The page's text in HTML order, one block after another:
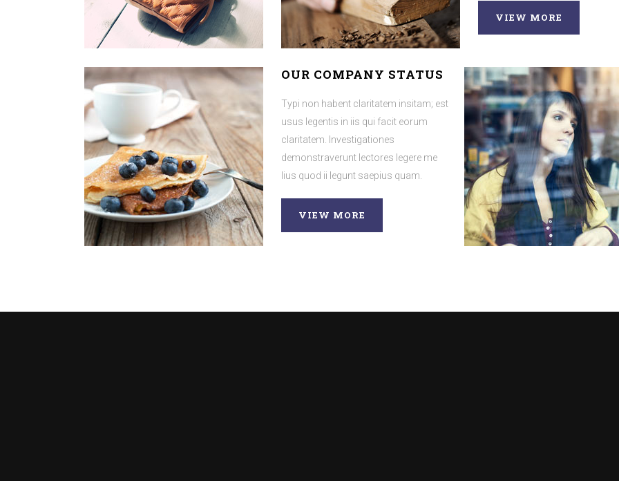
VIEW MORE VIEW MORE
OUR COMPANY STATUS
Typi non habent claritatem insitam; est
usus legentis in iis qui facit eorum
claritatem. Investigationes
demonstraverunt lectores legere me
lius quod ii legunt saepius quam.
VIEW MORE